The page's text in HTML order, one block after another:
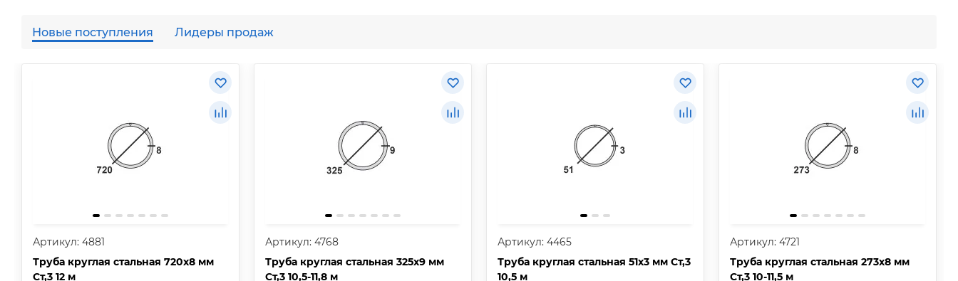
Новые поступления Лидеры продаж
Артикул: 4881
Труба круглая стальная 720х8 мм
Ст,3 12 м
Артикул: 4768
Труба круглая стальная 325х9 мм
Ст,3 10,5-11,8 м
Артикул: 4465
Труба круглая стальная 51х3 мм Ст,3
10,5 м
Артикул: 4721
Труба круглая стальная 273х8 мм
Ст,3 10-11,5 м